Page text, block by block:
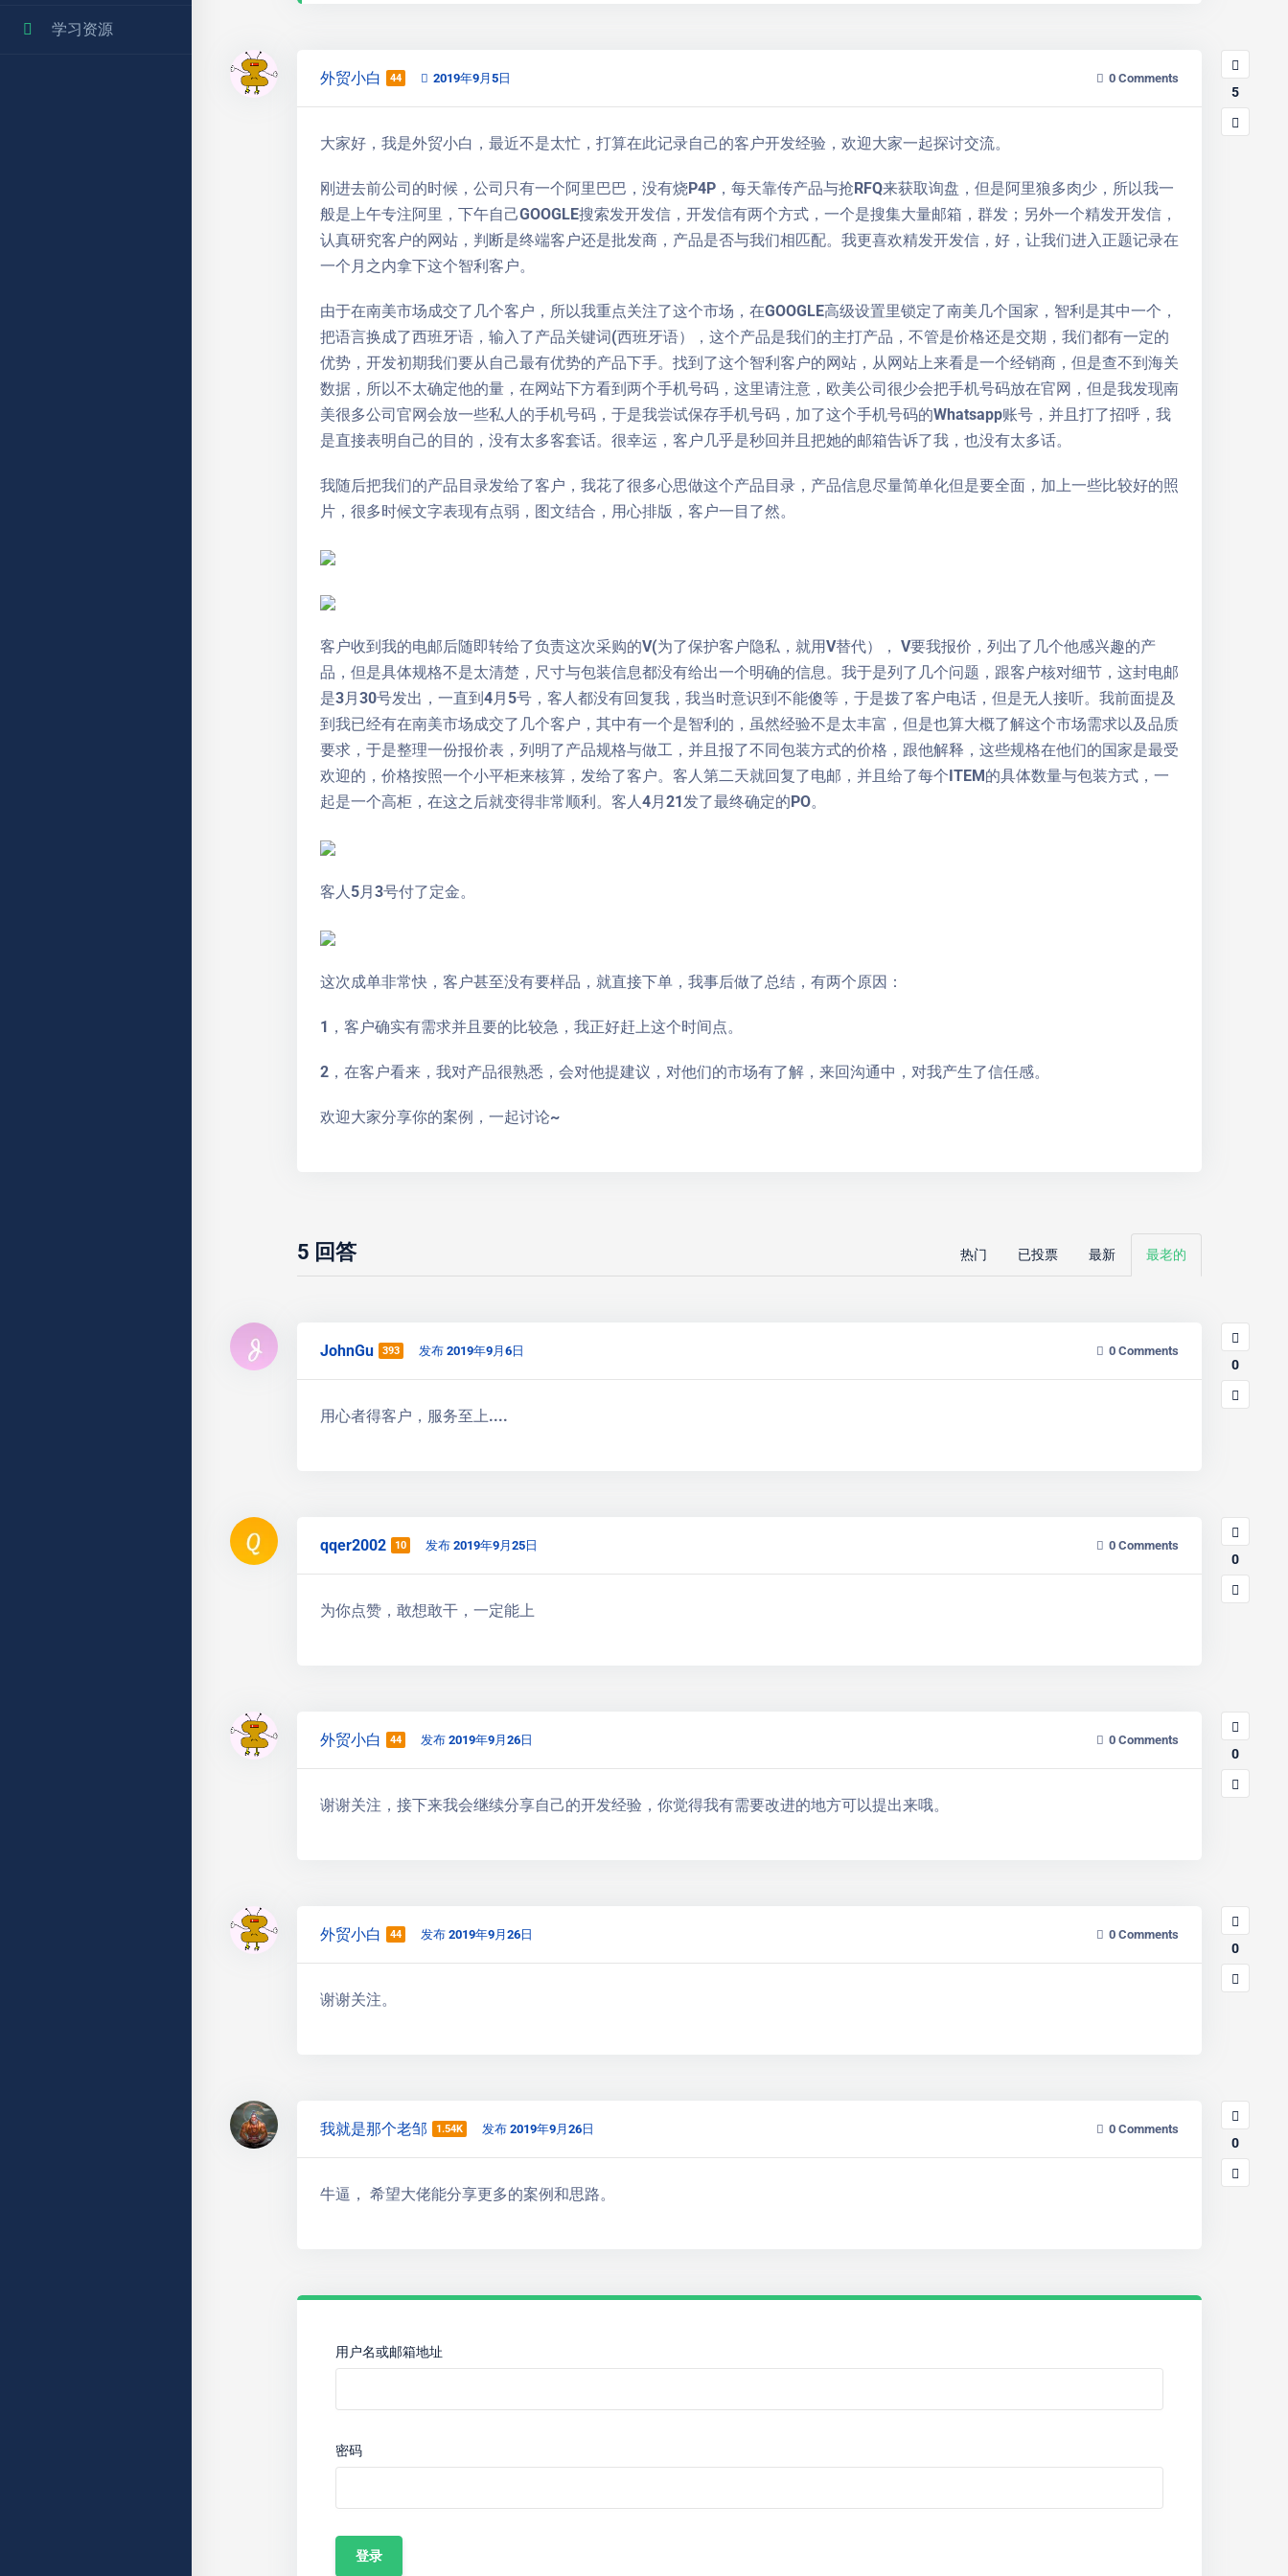
学习资源
外贸小白 44 2019年9月5日 0 Comments
大家好，我是外贸小白，最近不是太忙，打算在此记录自己的客户开发经验，欢迎大家一起探讨交流。
刚进去前公司的时候，公司只有一个阿里巴巴，没有烧P4P，每天靠传产品与抢RFQ来获取询盘，但是阿里狼多肉少，所以我一
般是上午专注阿里，下午自己GOOGLE搜索发开发信，开发信有两个方式，一个是搜集大量邮箱，群发；另外一个精发开发信，
认真研究客户的网站，判断是终端客户还是批发商，产品是否与我们相匹配。我更喜欢精发开发信，好，让我们进入正题记录在
一个月之内拿下这个智利客户。
由于在南美市场成交了几个客户，所以我重点关注了这个市场，在GOOGLE高级设置里锁定了南美几个国家，智利是其中一个，
把语言换成了西班牙语，输入了产品关键词(西班牙语），这个产品是我们的主打产品，不管是价格还是交期，我们都有一定的
优势，开发初期我们要从自己最有优势的产品下手。找到了这个智利客户的网站，从网站上来看是一个经销商，但是查不到海关
数据，所以不太确定他的量，在网站下方看到两个手机号码，这里请注意，欧美公司很少会把手机号码放在官网，但是我发现南
美很多公司官网会放一些私人的手机号码，于是我尝试保存手机号码，加了这个手机号码的Whatsapp账号，并且打了招呼，我
是直接表明自己的目的，没有太多客套话。很幸运，客户几乎是秒回并且把她的邮箱告诉了我，也没有太多话。
我随后把我们的产品目录发给了客户，我花了很多心思做这个产品目录，产品信息尽量简单化但是要全面，加上一些比较好的照
片，很多时候文字表现有点弱，图文结合，用心排版，客户一目了然。
客户收到我的电邮后随即转给了负责这次采购的V(为了保护客户隐私，就用V替代）， V要我报价，列出了几个他感兴趣的产
品，但是具体规格不是太清楚，尺寸与包装信息都没有给出一个明确的信息。我于是列了几个问题，跟客户核对细节，这封电邮
是3月30号发出，一直到4月5号，客人都没有回复我，我当时意识到不能傻等，于是拨了客户电话，但是无人接听。我前面提及
到我已经有在南美市场成交了几个客户，其中有一个是智利的，虽然经验不是太丰富，但是也算大概了解这个市场需求以及品质
要求，于是整理一份报价表，列明了产品规格与做工，并且报了不同包装方式的价格，跟他解释，这些规格在他们的国家是最受
欢迎的，价格按照一个小平柜来核算，发给了客户。客人第二天就回复了电邮，并且给了每个ITEM的具体数量与包装方式，一
起是一个高柜，在这之后就变得非常顺利。客人4月21发了最终确定的PO。
客人5月3号付了定金。
这次成单非常快，客户甚至没有要样品，就直接下单，我事后做了总结，有两个原因：
1，客户确实有需求并且要的比较急，我正好赶上这个时间点。
2，在客户看来，我对产品很熟悉，会对他提建议，对他们的市场有了解，来回沟通中，对我产生了信任感。
欢迎大家分享你的案例，一起讨论~
5
5 回答 热门 已投票 最新 最老的
JohnGu 393 发布 2019年9月6日 0 Comments
用心者得客户，服务至上....
0
qqer2002 10 发布 2019年9月25日 0 Comments
为你点赞，敢想敢干，一定能上
0
外贸小白 44 发布 2019年9月26日 0 Comments
谢谢关注，接下来我会继续分享自己的开发经验，你觉得我有需要改进的地方可以提出来哦。
0
外贸小白 44 发布 2019年9月26日 0 Comments
谢谢关注。
0
我就是那个老邹 1.54K 发布 2019年9月26日 0 Comments
牛逼， 希望大佬能分享更多的案例和思路。
0
用户名或邮箱地址
密码